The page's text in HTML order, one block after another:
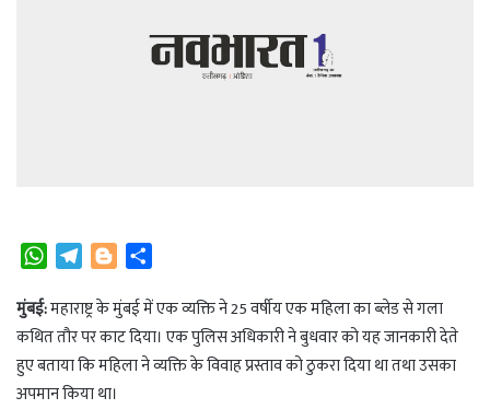
W
a
t
s
A
T
l
e
g
r
B
o
g
g
a
r
e
मुंबई:महाराष्ट्र के मुंबई में एक व्यक्ति ने 25 वर्षीय एक महिला का ब्लेड से गला
कथित तौर पर काट दिया। एक पुलिस अधिकारी ने बुधवार को यह जानकारी देते
हुए बताया कि महिला ने व्यक्ति के विवाह प्रस्ताव को ठुकरा दिया था तथा उसका
अपमान किया था।